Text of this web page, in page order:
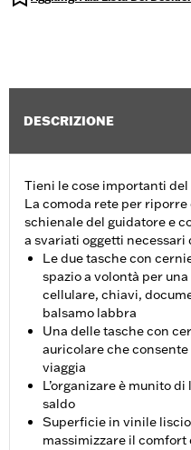
DESCRIZIONE
Tieni le cose importanti
La comoda rete per
schienale del guidatore e
a svariati oggetti necessari
Le due tasche con
spazio a volontà per
cellulare, chiavi,
balsamo labbra
Una delle tasche con
auricolare che
viaggia
L’organizare è munito
saldo
Superficie in vinile
massimizzare il comfort